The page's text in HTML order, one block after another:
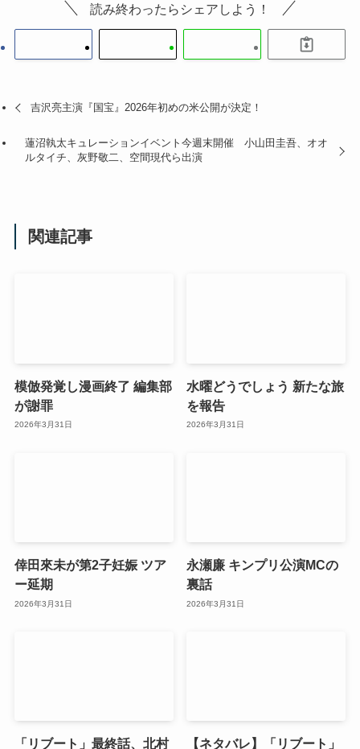
読み終わったらシェアしよう！
吉沢亮主演『国宝』2026年初めの米公開が決定！
蓮沼執太キュレーションイベント今週末開催 小山田圭吾、オオ
ルタイチ、灰野敬二、空間現代ら出演
関連記事
模倣発覚し漫画終了 編集部
が謝罪
2026年3月31日
水曜どうでしょう 新たな旅
を報告
2026年3月31日
倖田來未が第2子妊娠 ツア
ー延期
2026年3月31日
永瀬廉 キンプリ公演MCの
裏話
2026年3月31日
「リブート」最終話、北村 【ネタバレ】「リブート」